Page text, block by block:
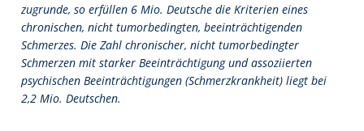
zugrunde, so erfüllen 6 Mio. Deutsche die Kriterien eines
chronischen, nicht tumorbedingten, beeinträchtigenden
Schmerzes. Die Zahl chronischer, nicht tumorbedingter
Schmerzen mit starker Beeinträchtigung und assoziierten
psychischen Beeinträchtigungen (Schmerzkrankheit) liegt bei
2,2 Mio. Deutschen.